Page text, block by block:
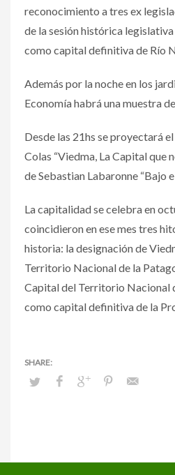
reconocimiento a tres ex
de la sesión histórica
como capital definitiva de Río
Además por la noche en los
Economía habrá una muestra
Desde las 21hs se proyectará
Colas “Viedma, La Capital que
de Sebastian Labaronne “Bajo
La capitalidad se celebra en
coincidieron en ese mes tres
historia: la designación de
Territorio Nacional de la
Capital del Territorio Nacional
como capital definitiva de la